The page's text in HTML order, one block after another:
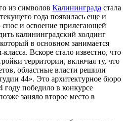
из символов Калининграда стала
года появилась еще и
и освоение прилегающей
калининградский холдинг
в основном занимается
Вскоре стало известно, что
территории, включая ту, что
областные власти решили
44». Это архитектурное бюро
победило в конкурсе
заняло второе место в